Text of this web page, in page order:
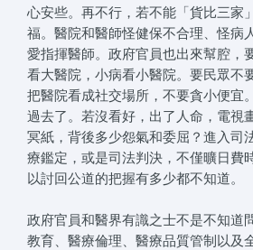
心安些。再不行，若不能「貨比三家
福。醫院和醫師怪健保不合理、怪病
愛指揮醫師。政府官員也出來幫腔，
看大醫院，小病看小醫院。要民眾不
把醫院看成社交場所，不要貪小便宜
過去了。若沒看好，出了人命，電視
冥紙，背後多少怨氣和委屈？進入司
療鑑定，或是司法判決，不僅曠日費
以討回公道的把握有多少都不知道。
政府官員和醫界有識之士不是不知道
教育、醫療倫理、醫療品質管制以及